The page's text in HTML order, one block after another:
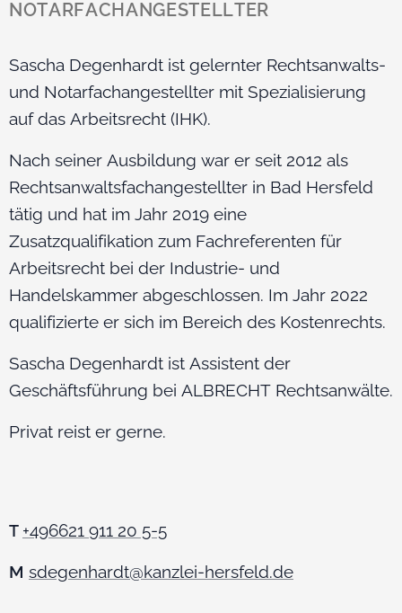
NOTARFACHANGESTELLTER
Sascha Degenhardt ist gelernter Rechtsanwalts-
und Notarfachangestellter mit Spezialisierung
auf das Arbeitsrecht (IHK).
Nach seiner Ausbildung war er seit 2012 als
Rechtsanwaltsfachangestellter in Bad Hersfeld
tätig und hat im Jahr 2019 eine
Zusatzqualifikation zum Fachreferenten für
Arbeitsrecht bei der Industrie- und
Handelskammer abgeschlossen. Im Jahr 2022
qualifizierte er sich im Bereich des Kostenrechts.
Sascha Degenhardt ist Assistent der
Geschäftsführung bei ALBRECHT Rechtsanwälte.
Privat reist er gerne.
T +496621 911 20 5-5
M sdegenhardt@kanzlei-hersfeld.de